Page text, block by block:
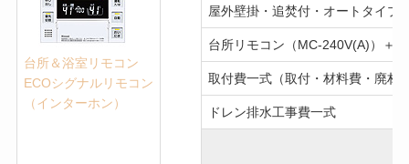
台所＆浴室リモコン
ECOシグナルリモコン
（インターホン）
屋外壁掛・追焚付・オートタイプ
台所リモコン（MC-240V(A)）＋
取付費一式（取付・材料費・廃材
ドレン排水工事費一式